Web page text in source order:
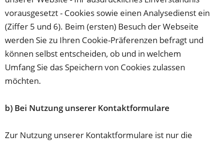
vorausgesetzt - Cookies sowie einen Analysedienst ein
(Ziffer 5 und 6). Beim (ersten) Besuch der Webseite
werden Sie zu Ihren Cookie-Präferenzen befragt und
können selbst entscheiden, ob und in welchem
Umfang Sie das Speichern von Cookies zulassen
möchten.
b) Bei Nutzung unserer Kontaktformulare
Zur Nutzung unserer Kontaktformulare ist nur die